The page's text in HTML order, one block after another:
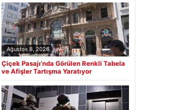
Ağustos 8, 2026
Çiçek Pasajı’nda Görülen Renkli Tabela
ve Afişler Tartışma Yaratıyor